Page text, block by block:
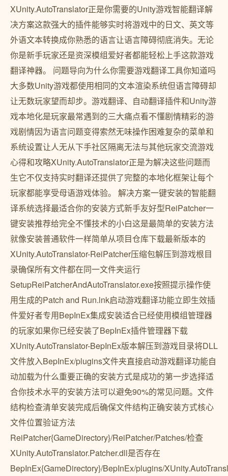
XUnity.AutoTranslator正是你需要的Unity游戏智能翻译解
决方案这款强大的插件能够实时将游戏中的日文、英文等
外语文本转换成你熟悉的语言让语言障碍彻底消失。无论
你是新手玩家还是资深模组爱好者都能轻松上手这款游戏
翻译神器。 问题导向为什么你需要游戏翻译工具你知道吗
大多数Unity游戏都使用相同的文本渲染系统但语言障碍却
让无数玩家望而却步。游戏翻译、自动翻译插件和Unity游
戏本地化是玩家最常遇到的三大痛点看不懂剧情精彩的游
戏剧情因为语言问题变得索然无味操作困难复杂的菜单和
系统设置让人无从下手社区隔离无法与其他玩家交流游戏
心得和攻略XUnity.AutoTranslator正是为解决这些问题而
生它不仅支持实时翻译还提供了完整的本地化框架让每个
玩家都能享受母语游戏体验。 解决方案一键安装的智能翻
译系统选择最适合你的安装方式新手友好型ReiPatcher一
键安装推荐给完全不懂技术的小白这是最简单的安装方法
就像安装普通软件一样简单从项目仓库下载最新版本的
XUnity.AutoTranslator-ReiPatcher压缩包解压到游戏根目
录确保所有文件都在同一文件夹运行
SetupReiPatcherAndAutoTranslator.exe按照提示操作使
用生成的Patch and Run.lnk启动游戏翻译功能立即生效插
件爱好者专用BepInEx集成安装适合已经使用模组管理器
的玩家如果你已经安装了BepInEx插件管理器下载
XUnity.AutoTranslator-BepInEx版本解压到游戏目录将DLL
文件放入BepInEx/plugins文件夹直接启动游戏翻译功能自
动加载为什么重要正确的安装方式是成功的第一步选择适
合你技术水平的安装方法可以避免90%的常见问题。文件
结构检查清单安装完成后确保文件结构正确安装方式核心
文件位置验证方法
ReiPatcher{GameDirectory}/ReiPatcher/Patches/检查
XUnity.AutoTranslator.Patcher.dll是否存在
BepInEx{GameDirectory}/BepInEx/plugins/